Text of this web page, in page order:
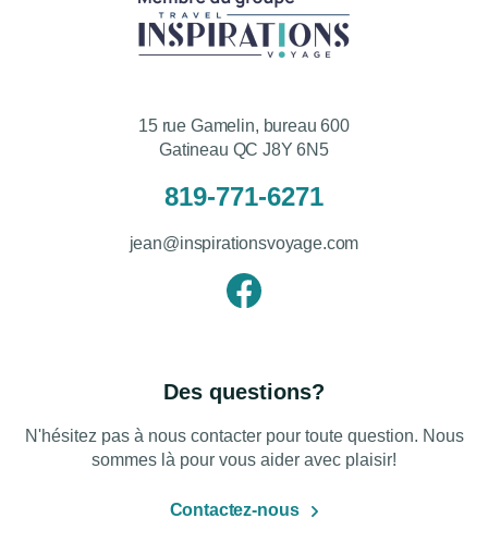
15 rue Gamelin, bureau 600
Gatineau QC J8Y 6N5
819-771-6271
jean@inspirationsvoyage.com
Des questions?
N'hésitez pas à nous contacter pour toute question. Nous
sommes là pour vous aider avec plaisir!
Contactez-nous